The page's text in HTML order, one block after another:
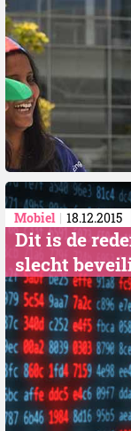
Mobiel 18.12.2015
Dit is de
slecht